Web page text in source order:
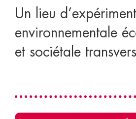
Un lieu
environnementale
et sociétale